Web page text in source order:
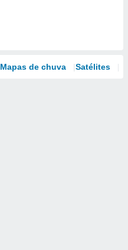
Mapas de chuva Satélites